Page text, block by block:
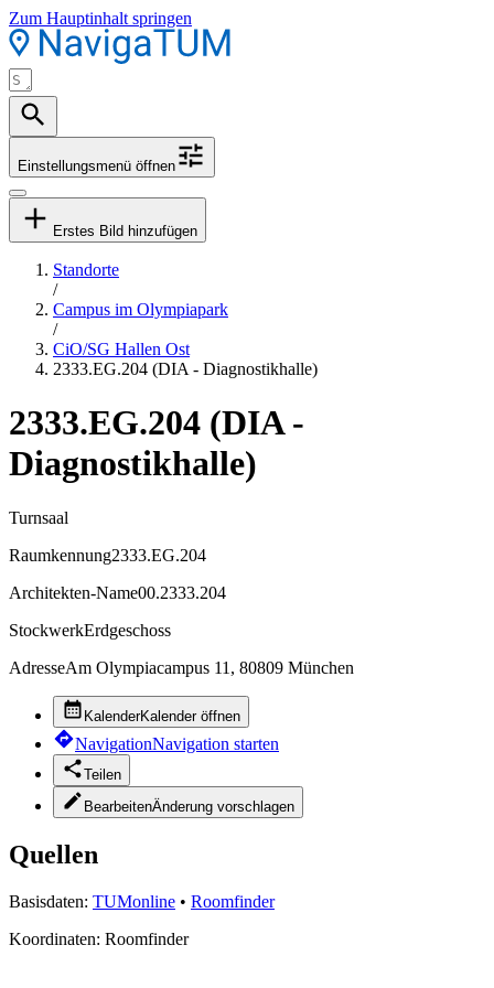
Zum Hauptinhalt springen
Einstellungsmenü öffnen
Erstes Bild hinzufügen
Standorte
/
Campus im Olympiapark
/
CiO/SG Hallen Ost
2333.EG.204 (DIA - Diagnostikhalle)
2333.EG.204 (DIA -
Diagnostikhalle)
Turnsaal
Raumkennung2333.EG.204
Architekten-Name00.2333.204
StockwerkErdgeschoss
AdresseAm Olympiacampus 11, 80809 München
KalenderKalender öffnen
NavigationNavigation starten
Teilen
BearbeitenÄnderung vorschlagen
Quellen
Basisdaten: TUMonline • Roomfinder
Koordinaten: Roomfinder